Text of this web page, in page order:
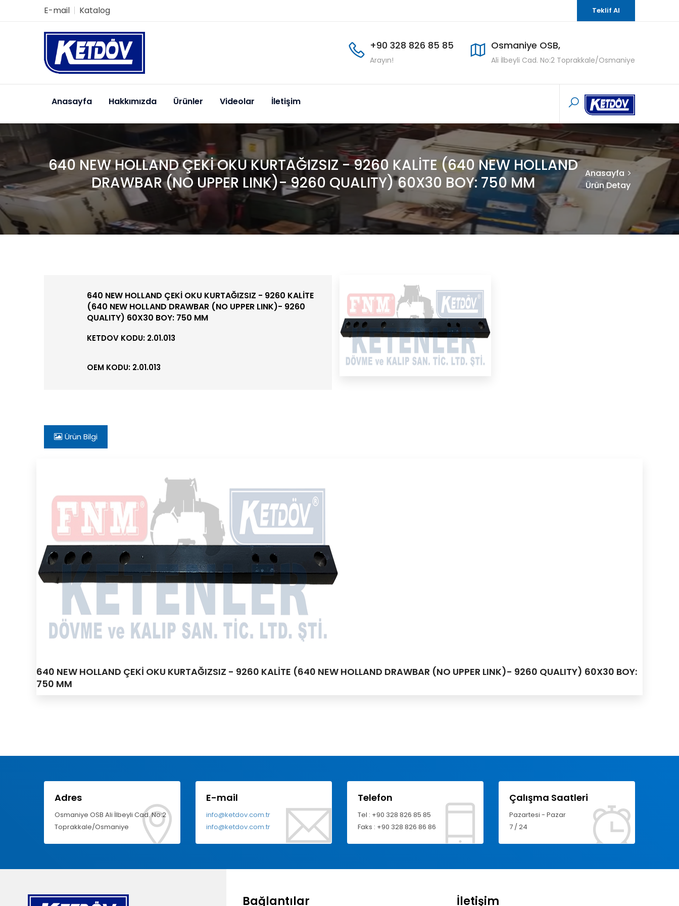
E-mail Katalog Teklif Al
+90 328 826 85 85
Arayın!
Osmaniye OSB,
Ali İlbeyli Cad. No:2 Toprakkale/Osmaniye
Anasayfa Hakkımızda Ürünler Videolar İletişim
640 NEW HOLLAND ÇEKİ OKU KURTAĞIZSIZ - 9260 KALİTE (640 NEW HOLLAND
DRAWBAR (NO UPPER LINK)- 9260 QUALITY) 60X30 BOY: 750 MM
Anasayfa
Ürün Detay
640 NEW HOLLAND ÇEKİ OKU KURTAĞIZSIZ - 9260 KALİTE
(640 NEW HOLLAND DRAWBAR (NO UPPER LINK)- 9260
QUALITY) 60X30 BOY: 750 MM
KETDOV KODU: 2.01.013
OEM KODU: 2.01.013
Ürün Bilgi
640 NEW HOLLAND ÇEKİ OKU KURTAĞIZSIZ - 9260 KALİTE (640 NEW HOLLAND DRAWBAR (NO UPPER LINK)- 9260 QUALITY) 60X30 BOY:
750 MM
Adres
Osmaniye OSB Ali İlbeyli Cad. No:2
Toprakkale/Osmaniye
E-mail
info@ketdov.com.tr
info@ketdov.com.tr
Telefon
Tel : +90 328 826 85 85
Faks : +90 328 826 86 86
Çalışma Saatleri
Pazartesi - Pazar
7 / 24
Bağlantılar İletişim